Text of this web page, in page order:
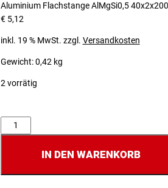
Aluminium Flachstange AlMgSi0,5
€5,12
inkl. 19 % MwSt. zzgl. Versandkosten
Gewicht: 0,42 kg
2 vorrätig
Anzahl
IN DEN WARENKORB